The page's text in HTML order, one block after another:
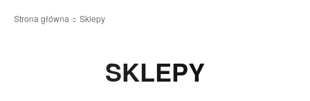
Strona główna Sklepy
SKLEPY